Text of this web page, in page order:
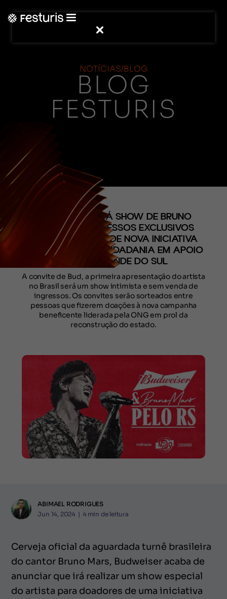
NOTÍCIAS/BLOG
BLOG
FESTURIS
(CONTEÚDO)
BUDWEISER FARÁ SHOW DE BRUNO
MARS COM INGRESSOS EXCLUSIVOS
PARA DOADORES DE NOVA INICIATIVA
COM A AÇÃO DA CIDADANIA EM APOIO
AO RIO GRANDE DO SUL
A convite de Bud, a primeira apresentação do artista
no Brasil será um show intimista e sem venda de
ingressos. Os convites serão sorteados entre
pessoas que fizerem doações à nova campanha
beneficente liderada pela ONG em prol da
reconstrução do estado.
ABIMAEL RODRIGUES
Jun 14, 2024 | 4 min de leitura
Cerveja oficial da aguardada turnê brasileira
do cantor Bruno Mars, Budweiser acaba de
anunciar que irá realizar um show especial
do artista para doadores de uma iniciativa